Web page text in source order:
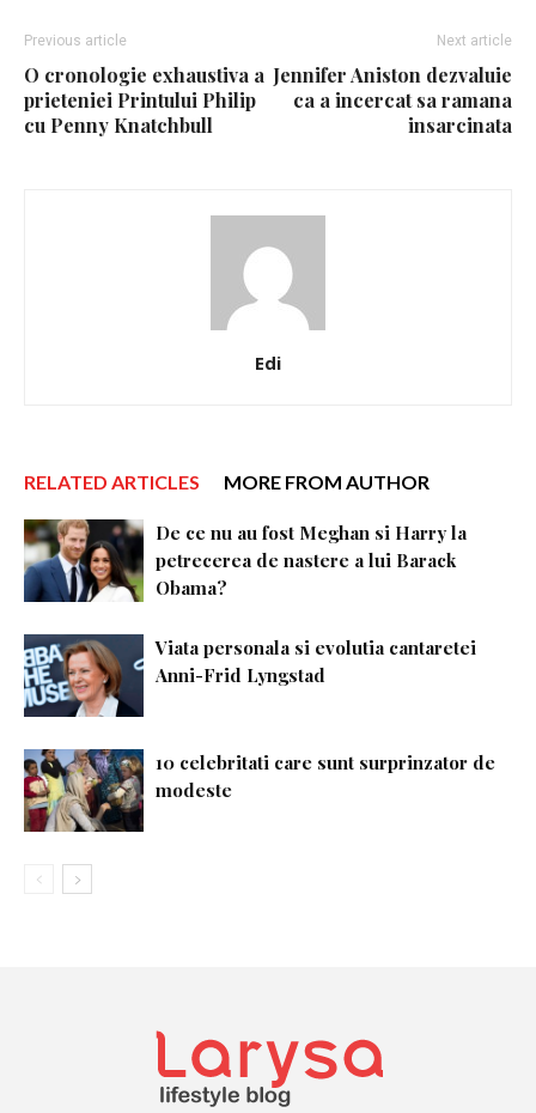
Previous article
O cronologie exhaustiva a
prieteniei Printului Philip
cu Penny Knatchbull
Next article
Jennifer Aniston dezvaluie
ca a incercat sa ramana
insarcinata
Edi
RELATED ARTICLES MORE FROM AUTHOR
De ce nu au fost Meghan si Harry la
petrecerea de nastere a lui Barack
Obama?
Viata personala si evolutia cantaretei
Anni-Frid Lyngstad
10 celebritati care sunt surprinzator de
modeste